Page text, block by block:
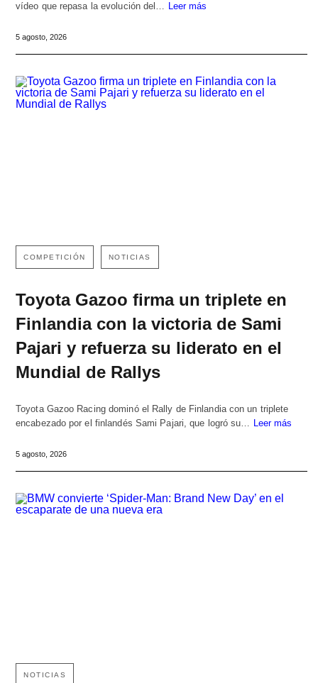
vídeo que repasa la evolución del… Leer más
5 agosto, 2026
COMPETICIÓN NOTICIAS
Toyota Gazoo firma un triplete en
Finlandia con la victoria de Sami
Pajari y refuerza su liderato en el
Mundial de Rallys
Toyota Gazoo Racing dominó el Rally de Finlandia con un triplete
encabezado por el finlandés Sami Pajari, que logró su… Leer más
5 agosto, 2026
NOTICIAS